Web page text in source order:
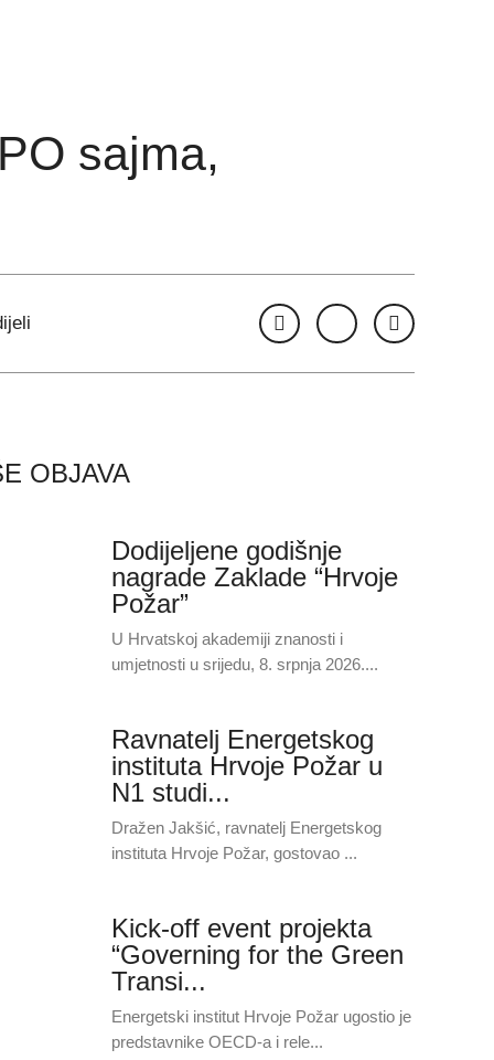
sajma,
OBJAVA
Dodijeljene godišnje
nagrade Zaklade “Hrvoje
Požar”
U Hrvatskoj akademiji znanosti i
umjetnosti u srijedu, 8. srpnja 2026....
Ravnatelj Energetskog
instituta Hrvoje Požar u
N1 studi...
Dražen Jakšić, ravnatelj Energetskog
instituta Hrvoje Požar, gostovao ...
Kick-off event projekta
“Governing for the Green
Transi...
Energetski institut Hrvoje Požar ugostio je
predstavnike OECD-a i rele...